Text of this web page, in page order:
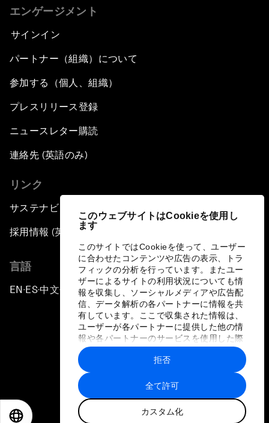
このウェブサイトはCookieを使用し
ます
このサイトではCookieを使って、ユーザー
に合わせたコンテンツや広告の表示、トラ
フィックの分析を行っています。またユー
ザーによるサイトの利用状況についても情
報を収集し、ソーシャルメディアや広告配
信、データ解析の各パートナーに情報を共
有しています。ここで収集された情報は、
ユーザーが各パートナーに提供した他の情
報や各パートナーのサービスを使用した際
に収集された情報と組み合わされ、各パー
トナーによって使用されることがありま
す。
全て許可
カスタム化
拒否
エンゲージメント
サインイン
パートナー（組織）について
参加する（個人、組織）
プレスリリース登録
ニュースレター購読
連絡先 (英語のみ)
リンク
サステナビリティへの取り組み
採用情報 (英語のみ)
言語
EN ▪ES▪中文▪ 日本語
プライバシーポリシーと利用規約
サイトマップ
©
世界経済フォーラム